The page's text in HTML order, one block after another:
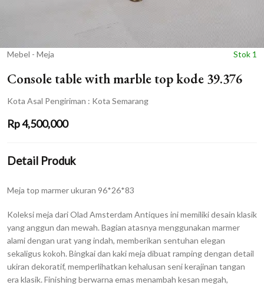
Mebel - Meja Stok 1
Console table with marble top kode 39.376
Kota Asal Pengiriman : Kota Semarang
Rp4,500,000
Detail Produk
Meja top marmer ukuran 96*26*83
Koleksi meja dari Olad Amsterdam Antiques ini memiliki desain klasik
yang anggun dan mewah. Bagian atasnya menggunakan marmer
alami dengan urat yang indah, memberikan sentuhan elegan
sekaligus kokoh. Bingkai dan kaki meja dibuat ramping dengan detail
ukiran dekoratif, memperlihatkan kehalusan seni kerajinan tangan
era klasik. Finishing berwarna emas menambah kesan megah,